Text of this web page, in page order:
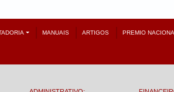
MANUAIS ARTIGOS PREMIO